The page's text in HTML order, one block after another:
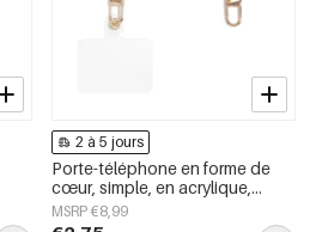
2 à 5 jours
Porte-téléphone en forme de
cœur, simple, en acrylique,
accessoire du quotidien
MSRP €8,99